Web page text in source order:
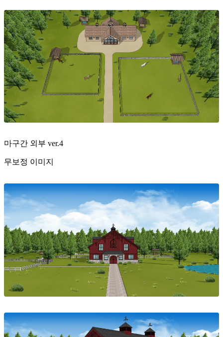
마구간 외부 ver.4
무보정 이미지